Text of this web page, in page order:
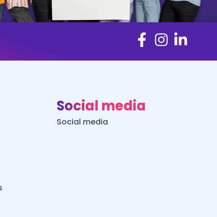
Social media
Social media